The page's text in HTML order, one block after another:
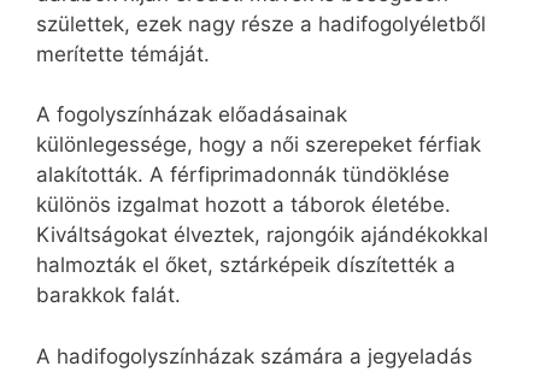
születtek, ezek nagy része a hadifogolyéletből
merítette témáját.
A fogolyszínházak előadásainak
különlegessége, hogy a női szerepeket férfiak
alakították. A férfiprimadonnák tündöklése
különös izgalmat hozott a táborok életébe.
Kiváltságokat élveztek, rajongóik ajándékokkal
halmozták el őket, sztárképeik díszítették a
barakkok falát.
A hadifogolyszínházak számára a jegyeladás